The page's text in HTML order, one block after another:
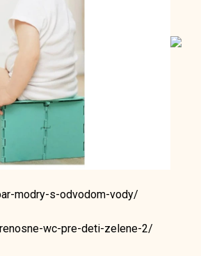
modry-s-odvodom-vody/
wc-pre-deti-zelene-2/